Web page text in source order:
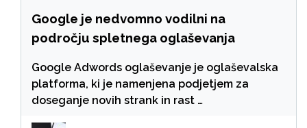
Google je nedvomno vodilni na
področju spletnega oglaševanja
Google Adwords oglaševanje je oglaševalska
platforma, ki je namenjena podjetjem za
doseganje novih strank in rast …